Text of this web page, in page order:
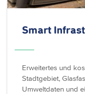
Smart
Erweitertes und
Stadtgebiet,
Umweltdaten und